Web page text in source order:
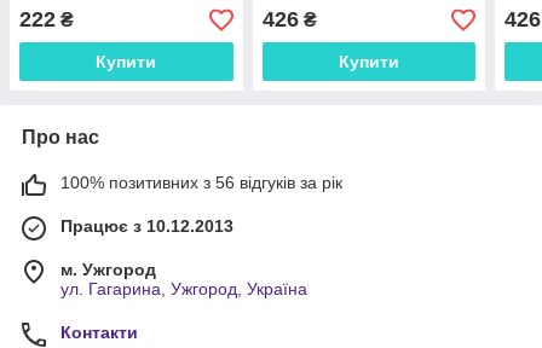
222 ₴
Купити
426₴
Купити
426
Про нас
100% позитивних з 56 відгуків за рік
Працює з 10.12.2013
м. Ужгород
ул. Гагарина, Ужгород, Україна
Контакти